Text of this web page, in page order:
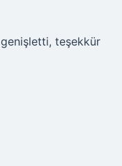
genişletti, teşekkür